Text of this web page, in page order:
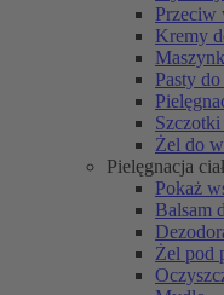
Przeciw
Kremy
Pasty
Żel do
Pielęgnacja
Pokaż
Balsam
Żel pod